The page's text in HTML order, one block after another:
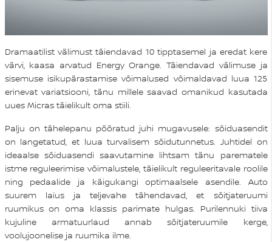
Dramaatilist välimust täiendavad 10 tipptasemel ja eredat kere
värvi, kaasa arvatud Energy Orange. Täiendavad välimuse ja
sisemuse isikupärastamise võimalused võimaldavad luua 125
erinevat variatsiooni, tänu millele saavad omanikud kasutada
uues Micras täielikult oma stiili.
Palju on tähelepanu pööratud juhi mugavusele: sõiduasendit
on langetatud, et luua turvalisem sõidutunnetus. Juhtidel on
ideaalse sõiduasendi saavutamine lihtsam tänu parematele
istme reguleerimise võimalustele, täielikult reguleeritavale roolile
ning pedaalide ja käigukangi optimaalsele asendile. Auto
suurem laius ja teljevahe tähendavad, et sõitjateruumi
ruumikus on oma klassis parimate hulgas. Purilennuki tiiva
kujuline armatuurlaud annab sõitjateruumile kerge,
voolujoonelise ja ruumika ilme.